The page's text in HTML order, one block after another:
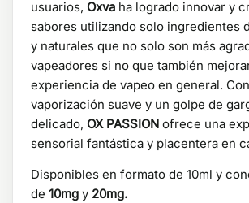
usuarios, Oxva ha logrado innovar y
sabores utilizando solo ingredientes
y naturales que no solo son más
vapeadores si no que también
experiencia de vapeo en general.
vaporización suave y un golpe de
delicado, OX PASSION ofrece una
sensorial fantástica y placentera en
Disponibles en formato de 10ml y
de 10mg y 20mg.